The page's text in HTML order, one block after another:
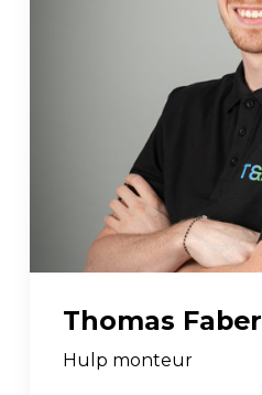
Thomas Faber
Hulp monteur